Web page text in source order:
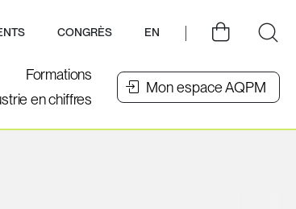
CONGRÈS EN
Formations
en chiffres
Mon espace AQPM